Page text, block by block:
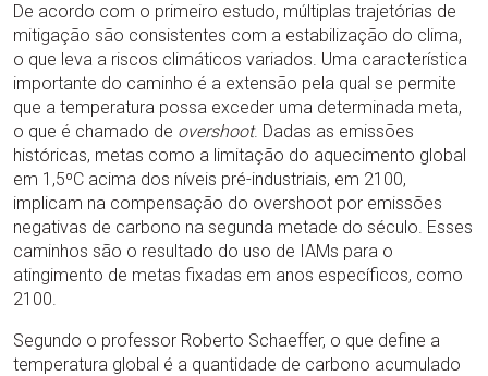
De acordo com o primeiro estudo, múltiplas trajetórias de
mitigação são consistentes com a estabilização do clima,
o que leva a riscos climáticos variados. Uma característica
importante do caminho é a extensão pela qual se permite
que a temperatura possa exceder uma determinada meta,
o que é chamado de overshoot. Dadas as emissões
históricas, metas como a limitação do aquecimento global
em 1,5ºC acima dos níveis pré-industriais, em 2100,
implicam na compensação do overshoot por emissões
negativas de carbono na segunda metade do século. Esses
caminhos são o resultado do uso de IAMs para o
atingimento de metas fixadas em anos específicos, como
2100.
Segundo o professor Roberto Schaeffer, o que define a
temperatura global é a quantidade de carbono acumulado